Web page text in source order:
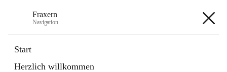
Fraxern
Navigation
Start
Herzlich willkommen